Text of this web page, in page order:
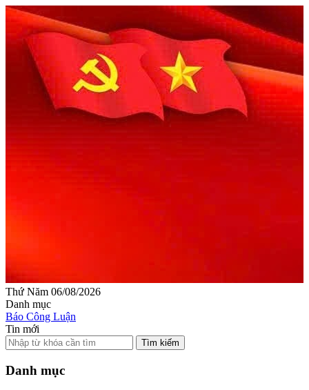
Thứ Năm 06/08/2026
Danh mục
Báo Công Luận
Tin mới
Tìm kiếm
Danh mục